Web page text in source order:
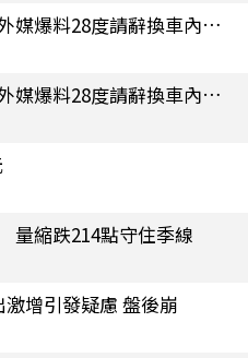
伊朗總統逼最高領袖現身！外媒爆料28度請辭換車內密會 見完反更困惑
伊朗總統逼最高領袖現身！外媒爆料28度請辭換車內密會 見完反更困惑
縮跌214點守住季線
增引發疑慮 盤後崩